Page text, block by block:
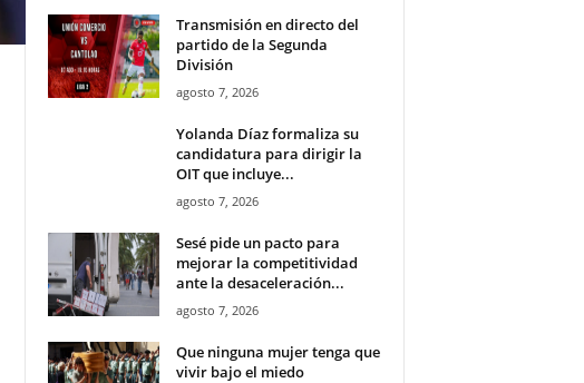
Transmisión en directo del
partido de la Segunda
División
agosto 7, 2026
Yolanda Díaz formaliza su
candidatura para dirigir la
OIT que incluye...
agosto 7, 2026
Sesé pide un pacto para
mejorar la competitividad
ante la desaceleración...
agosto 7, 2026
Que ninguna mujer tenga que
vivir bajo el miedo